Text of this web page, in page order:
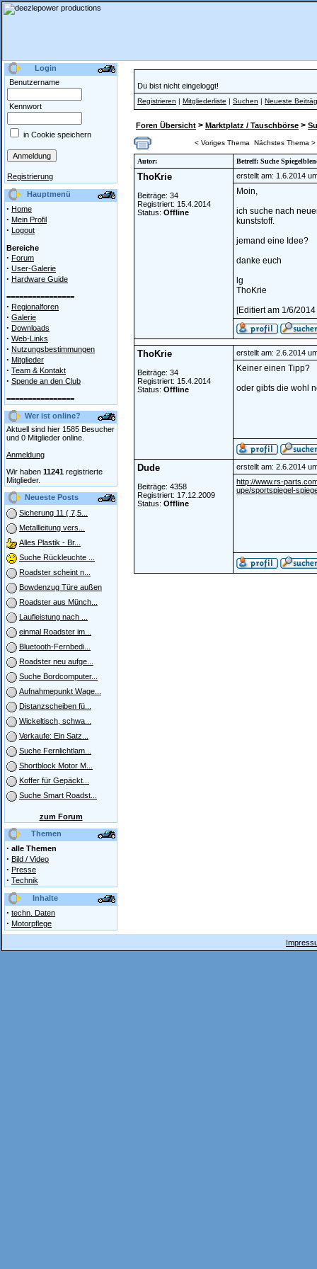
Login
Benutzername
Kennwort
in Cookie speichern
Registrierung
Hauptmenü
· Home
· Mein Profil
· Logout
Bereiche
· Forum
· User-Galerie
· Hardware Guide
================
· Regionalforen
· Galerie
· Downloads
· Web-Links
· Nutzungsbestimmungen
· Mitglieder
· Team & Kontakt
· Spende an den Club
================
Wer ist online?
Aktuell sind hier 1585 Besucher
und 0 Mitglieder online.
Anmeldung
Wir haben 11241 registrierte
Mitglieder.
Neueste Posts
Sicherung 11 ( 7,5...
Metallleitung vers...
Alles Plastik - Br...
Suche Rückleuchte ...
Roadster scheint n...
Bowdenzug Türe außen
Roadster aus Münch...
Laufleistung nach ...
einmal Roadster im...
Bluetooth-Fernbedi...
Roadster neu aufge...
Suche Bordcomputer...
Aufnahmepunkt Wage...
Distanzscheiben fü...
Wickeltisch, schwa...
Verkaufe: Ein Satz...
Suche Fernlichtlam...
Shortblock Motor M...
Koffer für Gepäckt...
Suche Smart Roadst...
zum Forum
Themen
· alle Themen
· Bild / Video
· Presse
· Technik
Inhalte
· techn. Daten
· Motorpflege
Du bist nicht eingeloggt!
Registrieren | Mitgliederliste | Suchen | Neueste
Foren Übersicht > Marktplatz / Tauschbörse >
< Voriges Thema Nächstes Thema >
Autor: Betreff: Suche
ThoKrie
Beiträge: 34
Registriert: 15.4.2014
Status: Offline
erstellt am: 1.6.2014
Moin,
ich suche nach
kunststoff.
jemand eine Idee?
danke euch
lg
ThoKrie
[Editiert am 1/6/
ThoKrie
Beiträge: 34
Registriert: 15.4.2014
Status: Offline
erstellt am: 2.6.2014
Keiner einen Tipp?
oder gibts die wohl
Dude
Beiträge: 4358
Registriert: 17.12.2009
Status: Offline
erstellt am: 2.6.2014
http://www.rs-
upe/sportspiegel-